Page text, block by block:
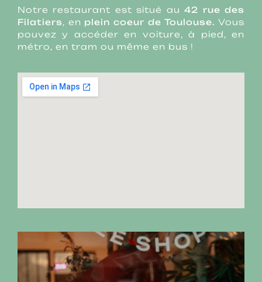
Notre restaurant est situé au 42 rue des
Filatiers, en plein coeur de Toulouse. Vous
pouvez y accéder en voiture, à pied, en
métro, en tram ou même en bus !